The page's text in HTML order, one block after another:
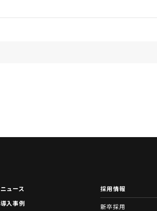
ニュース
導入事例
採用情報
新卒採用